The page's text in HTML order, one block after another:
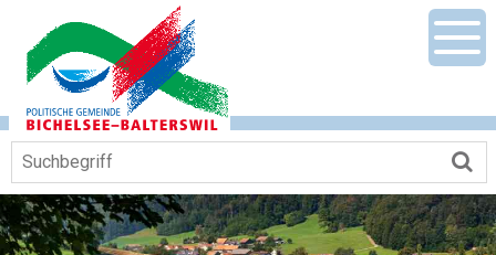
Navigieren in Gemeinde Bichelsee-
Schnellnavigation
Mobile Hauptnavigation
Suchbegriff